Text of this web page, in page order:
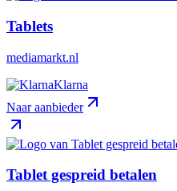
Tablets
mediamarkt.nl
Klarna
Naar aanbieder
Tablet gespreid betalen